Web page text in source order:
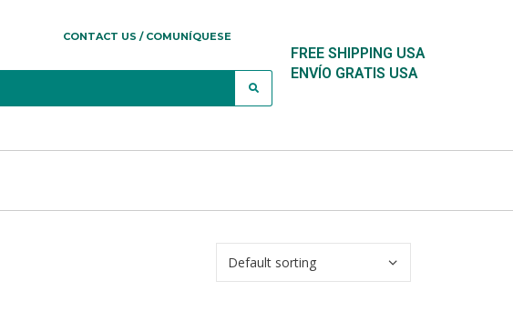
CONTACT US / COMUNÍQUESE
FREE SHIPPING USA
ENVÍO GRATIS USA